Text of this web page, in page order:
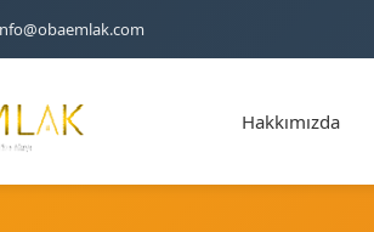
Hakkımızda